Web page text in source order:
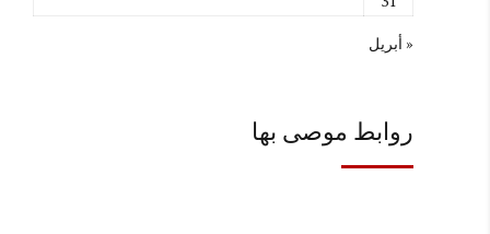
« أبريل
روابط موصى بها